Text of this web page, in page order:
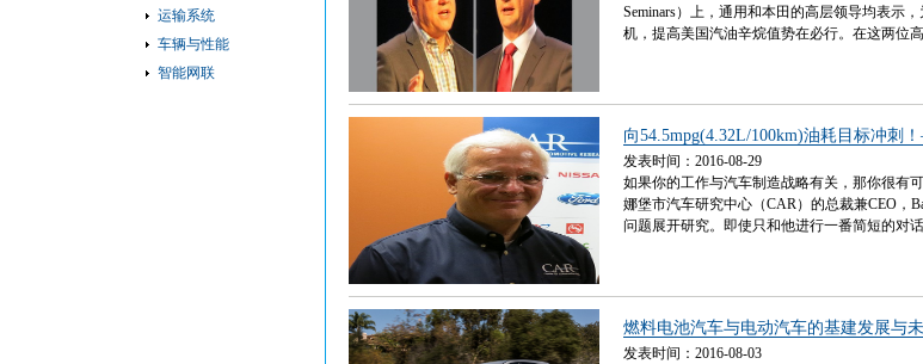
运输系统
车辆与性能
智能网联
Seminars）上，通用和本田的高层领导均表示
机，提高美国汽油辛烷值势在必行。在这两位
向54.5mpg(4.32L/100km)油耗目标冲刺
发表时间：2016-08-29
如果你的工作与汽车制造战略有关，那你很有
娜堡市汽车研究中心（CAR）的总裁兼CEO，
问题展开研究。即使只和他进行一番简短的对
燃料电池汽车与电动汽车的基建发展与
发表时间：2016-08-03